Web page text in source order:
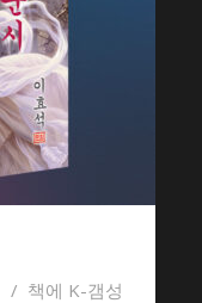
책에 K-갬성